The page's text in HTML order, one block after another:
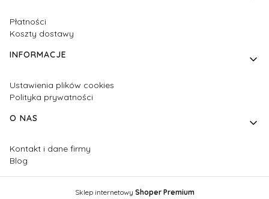
Płatności
Koszty dostawy
INFORMACJE
Ustawienia plików cookies
Polityka prywatności
O NAS
Kontakt i dane firmy
Blog
Sklep internetowy Shoper Premium